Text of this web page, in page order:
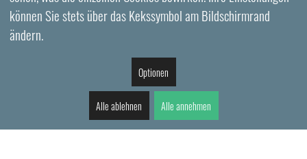
können Sie stets über das Kekssymbol am Bildschirmrand
ändern.
Optionen
Alle ablehnen Alle annehmen